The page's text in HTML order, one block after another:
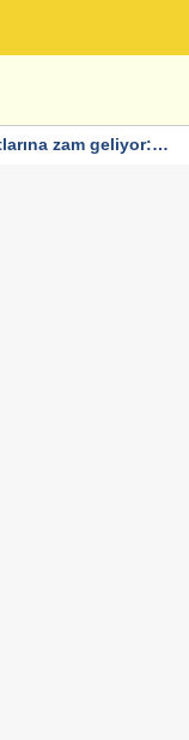
zam geliyor: